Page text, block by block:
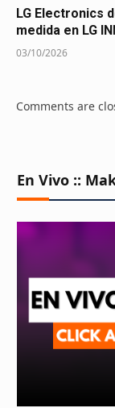
LG Electronics
medida en LG
03/10/2026
Comments are
En Vivo ::